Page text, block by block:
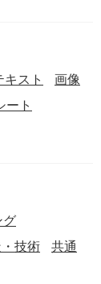
キスト
画像
ート
グ
技術
共通